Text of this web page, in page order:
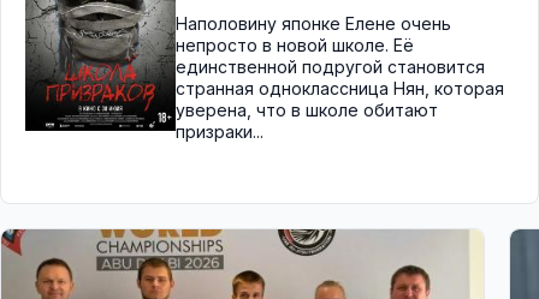
Наполовину японке Елене очень
непросто в новой школе. Её
единственной подругой становится
странная одноклассница Нян, которая
уверена, что в школе обитают
призраки...